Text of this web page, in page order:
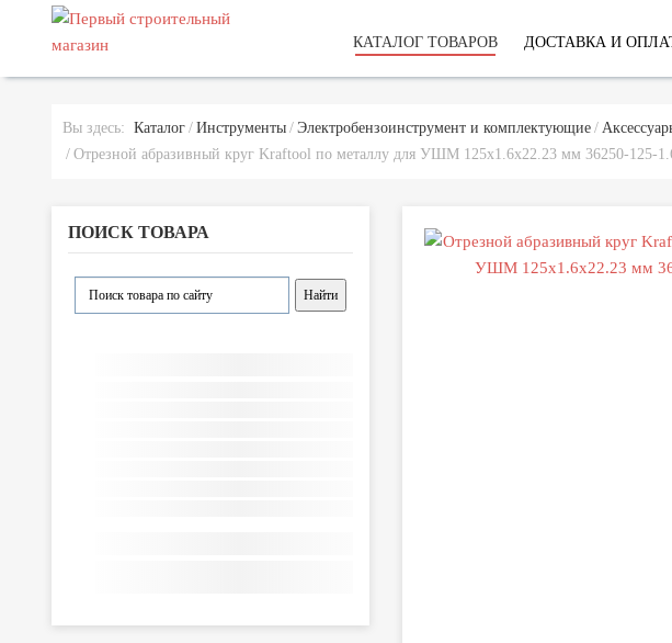
КАТАЛОГ ТОВАРОВ ДОСТАВКА И
Вы здесь: Каталог Инструменты Электробензоинструмент и комплектующие
Отрезной абразивный круг Kraftool по металлу для УШМ 125x1.6x22.23 мм 36250-125-
ПОИСК ТОВАРА